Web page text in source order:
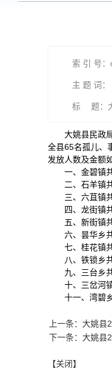
索 引 号
主 题 词：
标 题：大
大姚县民政
全县65名孤儿、
发放人数及金额
一、金碧镇
二、石羊镇
三、六苴镇
四、龙街镇
五、新街镇
六、昙华乡
七、桂花镇
八、铁锁乡
九、三台乡
十、三岔河
十一、湾碧
上一条：大姚
下一条：大姚县
【关闭】